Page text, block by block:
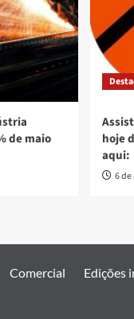
de maio
hoje
aqui:
6
Comercial Edições